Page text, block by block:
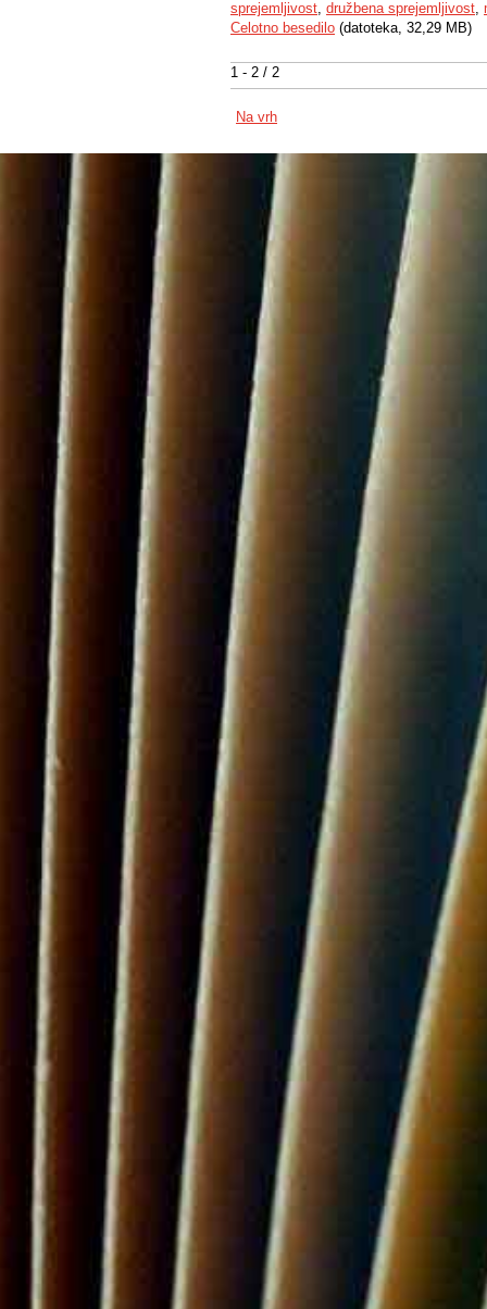
1 - 2 / 2
sprejemljivost, družbena sprejemljivost,
Celotno besedilo (datoteka, 32,29 MB)
Na vrh